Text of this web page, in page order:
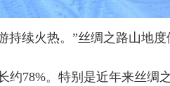
续火热。”丝绸之路山地度
78%。特别是近年来丝绸